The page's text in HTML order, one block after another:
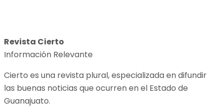
Revista Cierto
Información Relevante
Cierto es una revista plural, especializada en difundir
las buenas noticias que ocurren en el Estado de
Guanajuato.